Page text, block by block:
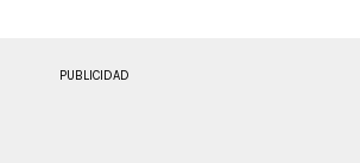
PUBLICIDAD